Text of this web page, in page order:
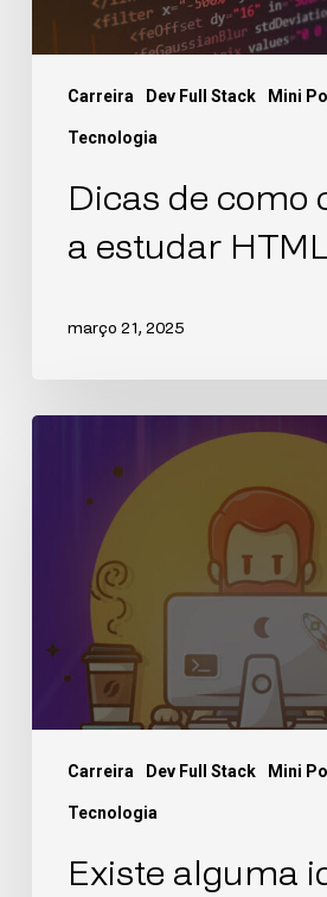
Carreira Dev Full Stack Mini
Tecnologia
Dicas de como
a estudar HTML
março 21, 2025
Carreira Dev Full Stack Mini
Tecnologia
Existe alguma